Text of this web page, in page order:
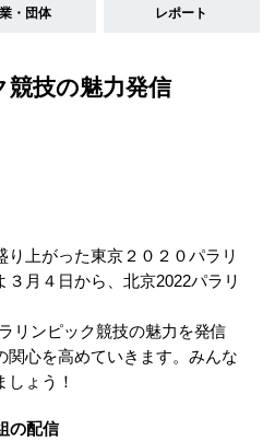
・団体 レポート
技の魅力発信
上がった東京２０２０パラリ
月４日から、北京2022パラリ
リンピック競技の魅力を発信
関心を高めていきます。みんな
ょう！
の配信